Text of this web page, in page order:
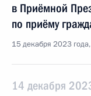
в Приёмной
по приёму
15 декабря 2023
14 декабря